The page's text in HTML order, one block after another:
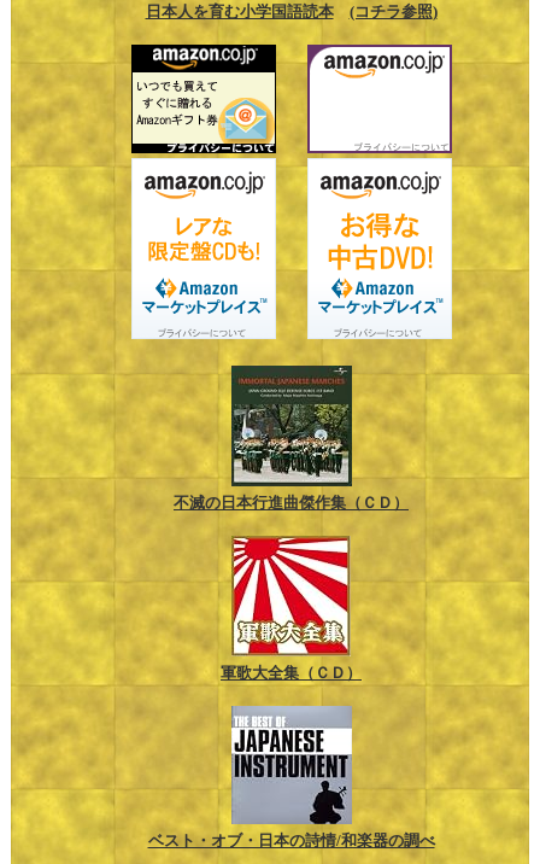
日本人を育む小学国語読本 (コチラ参照)
不滅の日本行進曲傑作集（ＣＤ）
軍歌大全集（ＣＤ）
ベスト・オブ・日本の詩情/和楽器の調べ